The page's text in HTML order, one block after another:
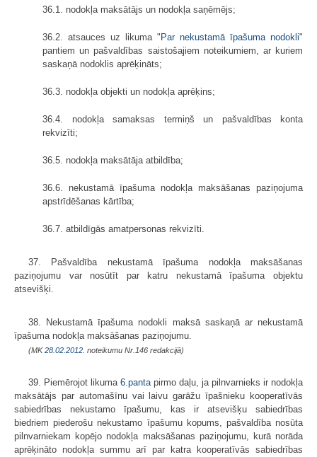
36.1. nodokļa maksātājs un nodokļa saņēmējs;
36.2. atsauces uz likuma " Par nekustamā īpašuma nodokli"
pantiem un pašvaldības saistošajiem noteikumiem, ar kuriem
saskaņā nodoklis aprēķināts;
36.3. nodokļa objekti un nodokļa aprēķins;
36.4. nodokļa samaksas termiņš un pašvaldības konta
rekvizīti;
36.5. nodokļa maksātāja atbildība;
36.6. nekustamā īpašuma nodokļa maksāšanas paziņojuma
apstrīdēšanas kārtība;
36.7. atbildīgās amatpersonas rekvizīti.
37. Pašvaldība nekustamā īpašuma nodokļa maksāšanas
paziņojumu var nosūtīt par katru nekustamā īpašuma objektu
atsevišķi.
38. Nekustamā īpašuma nodokli maksā saskaņā ar nekustamā
īpašuma nodokļa maksāšanas paziņojumu.
(MK28.02.2012. noteikumu Nr.146 redakcijā)
39. Piemērojot likuma 6.pantapirmo daļu, ja pilnvarnieks ir nodokļa
maksātājs par automašīnu vai laivu garāžu īpašnieku kooperatīvās
sabiedrības nekustamo īpašumu, kas ir atsevišķu sabiedrības
biedriem piederošu nekustamo īpašumu kopums, pašvaldība nosūta
pilnvarniekam kopējo nodokļa maksāšanas paziņojumu, kurā norāda
aprēķināto nodokļa summu arī par katra kooperatīvās sabiedrības